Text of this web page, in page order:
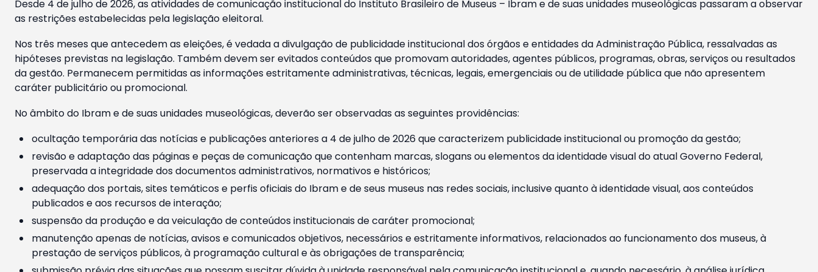
Desde 4 de julho de 2026, as atividades de comunicação institucional do Instituto Brasileiro de Museus – Ibram e de suas unidades museológicas passaram a observar
as restrições estabelecidas pela legislação eleitoral.
Nos três meses que antecedem as eleições, é vedada a divulgação de publicidade institucional dos órgãos e entidades da Administração Pública, ressalvadas as
hipóteses previstas na legislação. Também devem ser evitados conteúdos que promovam autoridades, agentes públicos, programas, obras, serviços ou resultados
da gestão. Permanecem permitidas as informações estritamente administrativas, técnicas, legais, emergenciais ou de utilidade pública que não apresentem
caráter publicitário ou promocional.
No âmbito do Ibram e de suas unidades museológicas, deverão ser observadas as seguintes providências:
ocultação temporária das notícias e publicações anteriores a 4 de julho de 2026 que caracterizem publicidade institucional ou promoção da gestão;
revisão e adaptação das páginas e peças de comunicação que contenham marcas, slogans ou elementos da identidade visual do atual Governo Federal,
preservada a integridade dos documentos administrativos, normativos e históricos;
adequação dos portais, sites temáticos e perfis oficiais do Ibram e de seus museus nas redes sociais, inclusive quanto à identidade visual, aos conteúdos
publicados e aos recursos de interação;
suspensão da produção e da veiculação de conteúdos institucionais de caráter promocional;
manutenção apenas de notícias, avisos e comunicados objetivos, necessários e estritamente informativos, relacionados ao funcionamento dos museus, à
prestação de serviços públicos, à programação cultural e às obrigações de transparência;